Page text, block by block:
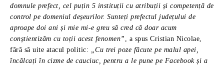
domnule prefect, cel puțin 5 instituții cu atribuții și competență de
control pe domeniul deșeurilor. Sunteți prefectul județului de
aproape doi ani și mie mi-e greu să cred că doar acum
conștientizăm cu toții acest fenomen” , a spus Cristian Nicolae,
fără să uite atacul politic: „Cu trei poze făcute pe malul apei,
încălcați în cizme de cauciuc, pentru a le pune pe Facebook și a